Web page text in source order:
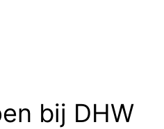
bij DHW